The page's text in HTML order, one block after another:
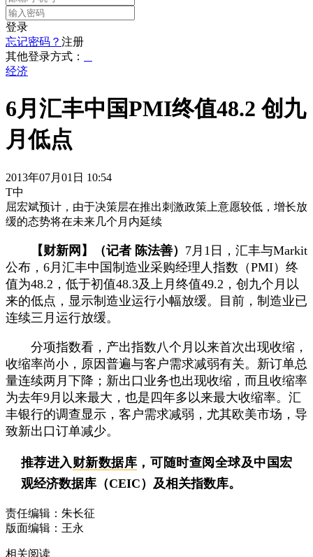
登录
忘记密码？ 注册
其他登录方式：
经济
6月汇丰中国PMI终值48.2 创九
月低点
2013年07月01日 10:54
T中
屈宏斌预计，由于决策层在推出刺激政策上意愿较低，增长放
缓的态势将在未来几个月内延续
【财新网】（记者 陈法善） 7月1日，汇丰与Markit
公布，6月汇丰中国制造业采购经理人指数（PMI）终
值为48.2，低于初值48.3及上月终值49.2，创九个月以
来的低点，显示制造业运行小幅放缓。目前，制造业已
连续三月运行放缓。
分项指数看，产出指数八个月以来首次出现收缩，
收缩率尚小，原因普遍与客户需求减弱有关。新订单总
量连续两月下降；新出口业务也出现收缩，而且收缩率
为去年9月以来最大，也是四年多以来最大收缩率。汇
丰银行的调查显示，客户需求减弱，尤其欧美市场，导
致新出口订单减少。
推荐进入 财新数据库 ，可随时查阅全球及中国宏
观经济数据库（CEIC）及相关指数库。
责任编辑：朱长征
版面编辑：王永
相关阅读